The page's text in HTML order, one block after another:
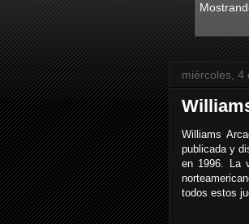
miércoles, 4
Williams
publicada y
en 1996. La
todos estos